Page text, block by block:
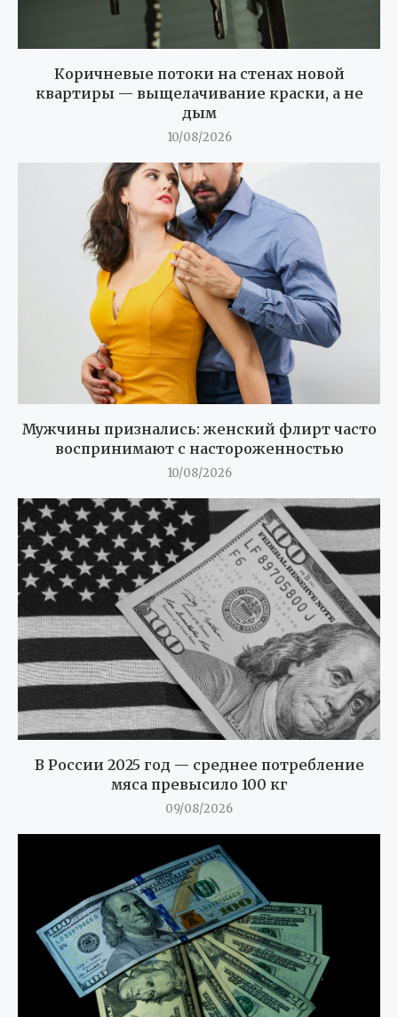
Коричневые потоки на стенах новой
квартиры — выщелачивание краски, а не
дым
10/08/2026
Мужчины признались: женский флирт часто
воспринимают с настороженностью
10/08/2026
В России 2025 год — среднее потребление
мяса превысило 100 кг
09/08/2026